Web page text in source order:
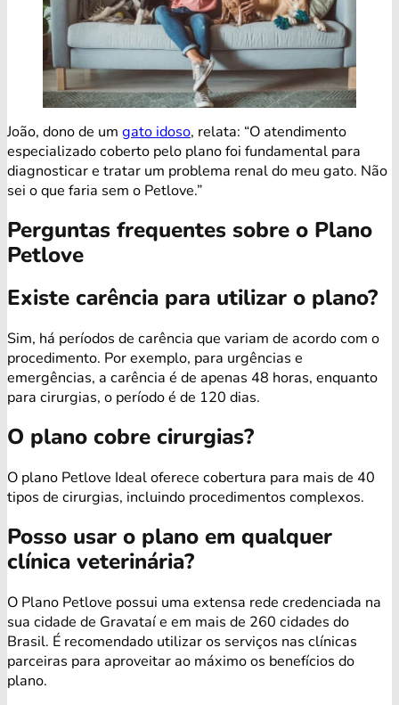
João, dono de um gato idoso, relata: “O atendimento
especializado coberto pelo plano foi fundamental para
diagnosticar e tratar um problema renal do meu gato. Não
sei o que faria sem o Petlove.”
Perguntas frequentes sobre o Plano
Petlove
Existe carência para utilizar o plano?
Sim, há períodos de carência que variam de acordo com o
procedimento. Por exemplo, para urgências e
emergências, a carência é de apenas 48 horas, enquanto
para cirurgias, o período é de 120 dias.
O plano cobre cirurgias?
O plano Petlove Ideal oferece cobertura para mais de 40
tipos de cirurgias, incluindo procedimentos complexos.
Posso usar o plano em qualquer
clínica veterinária?
O Plano Petlove possui uma extensa rede credenciada na
sua cidade de Gravataí e em mais de 260 cidades do
Brasil. É recomendado utilizar os serviços nas clínicas
parceiras para aproveitar ao máximo os benefícios do
plano.